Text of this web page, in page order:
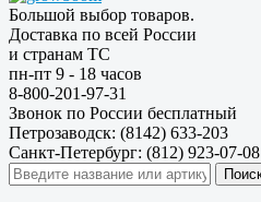
Большой выбор товаров.
Доставка по всей России
и странам ТС
пн-пт 9 - 18 часов
8-800-201-97-31
Звонок по России бесплатный
Петрозаводск: (8142) 633-203
Санкт-Петербург: (812) 923-07-08